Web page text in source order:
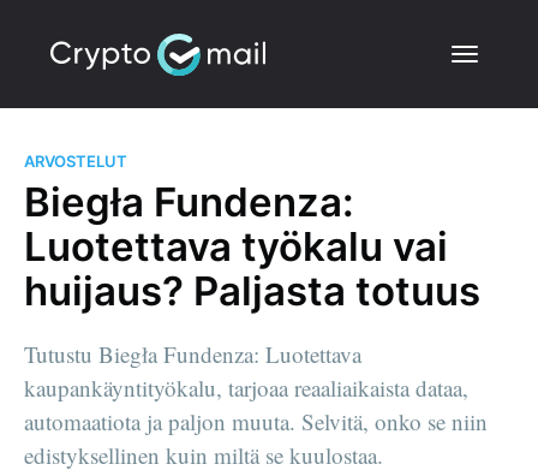
ARVOSTELUT
Biegła Fundenza:
Luotettava työkalu vai
huijaus? Paljasta totuus
Tutustu Biegła Fundenza: Luotettava
kaupankäyntityökalu, tarjoaa reaaliaikaista dataa,
automaatiota ja paljon muuta. Selvitä, onko se niin
edistyksellinen kuin miltä se kuulostaa.